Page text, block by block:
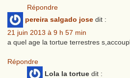
Répondre
pereira salgado jose dit :
21 juin 2013 à 9 h 57 min
a quel age la tortue terrestres
Répondre
Lola la tortue dit :